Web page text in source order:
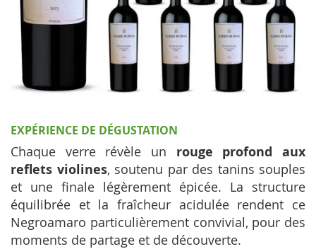
EXPÉRIENCE DE DÉGUSTATION
Chaque verre révèle un rouge profond aux
reflets violines, soutenu par des tanins souples
et une finale légèrement épicée. La structure
équilibrée et la fraîcheur acidulée rendent ce
Negroamaro particulièrement convivial, pour des
moments de partage et de découverte.